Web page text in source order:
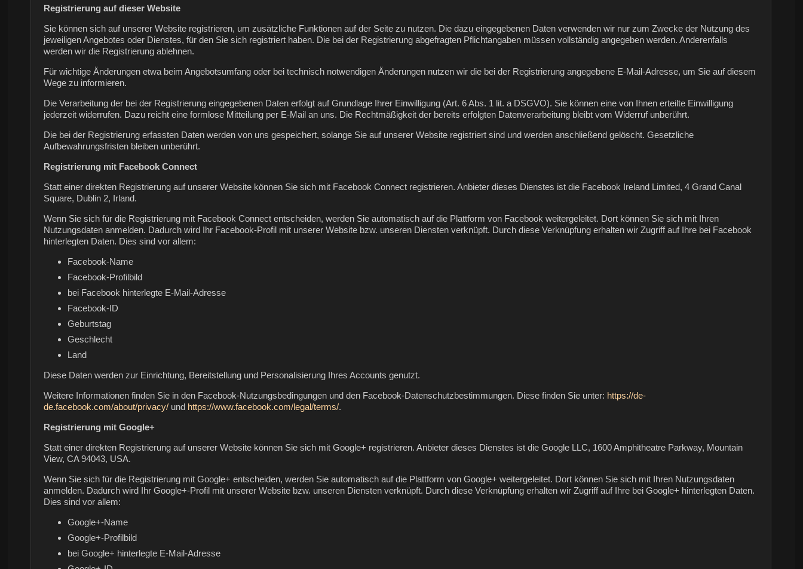
Registrierung auf dieser Website
Sie können sich auf unserer Website registrieren, um zusätzliche Funktionen auf der Seite zu nutzen. Die dazu eingegebenen Daten verwenden wir nur zum Zwecke der Nutzung des
jeweiligen Angebotes oder Dienstes, für den Sie sich registriert haben. Die bei der Registrierung abgefragten Pflichtangaben müssen vollständig angegeben werden. Anderenfalls
werden wir die Registrierung ablehnen.
Für wichtige Änderungen etwa beim Angebotsumfang oder bei technisch notwendigen Änderungen nutzen wir die bei der Registrierung angegebene E-Mail-Adresse, um Sie auf diesem
Wege zu informieren.
Die Verarbeitung der bei der Registrierung eingegebenen Daten erfolgt auf Grundlage Ihrer Einwilligung (Art. 6 Abs. 1 lit. a DSGVO). Sie können eine von Ihnen erteilte Einwilligung
jederzeit widerrufen. Dazu reicht eine formlose Mitteilung per E-Mail an uns. Die Rechtmäßigkeit der bereits erfolgten Datenverarbeitung bleibt vom Widerruf unberührt.
Die bei der Registrierung erfassten Daten werden von uns gespeichert, solange Sie auf unserer Website registriert sind und werden anschließend gelöscht. Gesetzliche
Aufbewahrungsfristen bleiben unberührt.
Registrierung mit Facebook Connect
Statt einer direkten Registrierung auf unserer Website können Sie sich mit Facebook Connect registrieren. Anbieter dieses Dienstes ist die Facebook Ireland Limited, 4 Grand Canal
Square, Dublin 2, Irland.
Wenn Sie sich für die Registrierung mit Facebook Connect entscheiden, werden Sie automatisch auf die Plattform von Facebook weitergeleitet. Dort können Sie sich mit Ihren
Nutzungsdaten anmelden. Dadurch wird Ihr Facebook-Profil mit unserer Website bzw. unseren Diensten verknüpft. Durch diese Verknüpfung erhalten wir Zugriff auf Ihre bei Facebook
hinterlegten Daten. Dies sind vor allem:
Facebook-Name
Facebook-Profilbild
bei Facebook hinterlegte E-Mail-Adresse
Facebook-ID
Geburtstag
Geschlecht
Land
Diese Daten werden zur Einrichtung, Bereitstellung und Personalisierung Ihres Accounts genutzt.
Weitere Informationen finden Sie in den Facebook-Nutzungsbedingungen und den Facebook-Datenschutzbestimmungen. Diese finden Sie unter: https://de-
de.facebook.com/about/privacy/ und https://www.facebook.com/legal/terms/.
Registrierung mit Google+
Statt einer direkten Registrierung auf unserer Website können Sie sich mit Google+ registrieren. Anbieter dieses Dienstes ist die Google LLC, 1600 Amphitheatre Parkway, Mountain
View, CA 94043, USA.
Wenn Sie sich für die Registrierung mit Google+ entscheiden, werden Sie automatisch auf die Plattform von Google+ weitergeleitet. Dort können Sie sich mit Ihren Nutzungsdaten
anmelden. Dadurch wird Ihr Google+-Profil mit unserer Website bzw. unseren Diensten verknüpft. Durch diese Verknüpfung erhalten wir Zugriff auf Ihre bei Google+ hinterlegten Daten.
Dies sind vor allem:
Google+-Name
Google+-Profilbild
bei Google+ hinterlegte E-Mail-Adresse